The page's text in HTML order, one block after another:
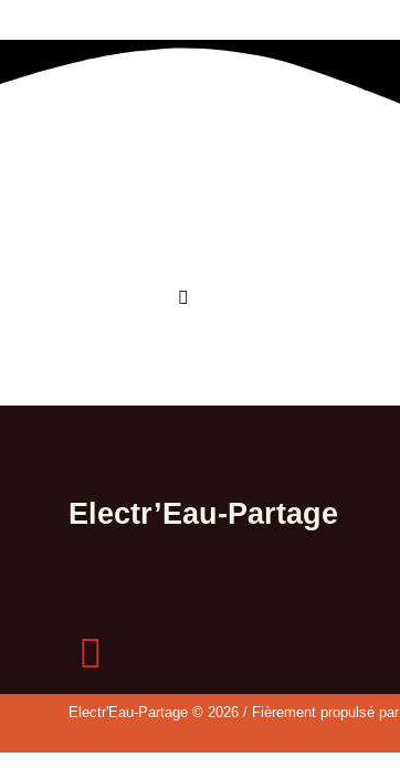
Electr’Eau-Partage
Electr'Eau-Partage © 2026 / Fièrement propulsé